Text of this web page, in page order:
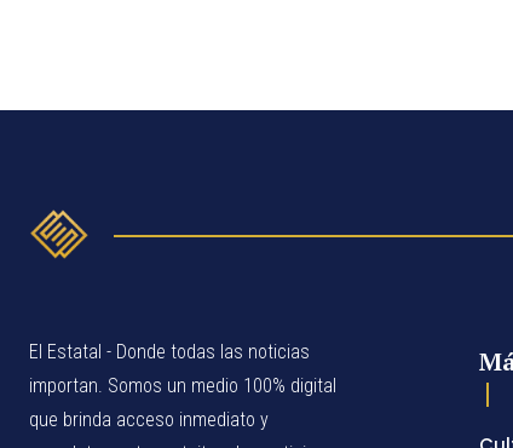
El Estatal - Donde todas las noticias
importan. Somos un medio 100% digital
que brinda acceso inmediato y